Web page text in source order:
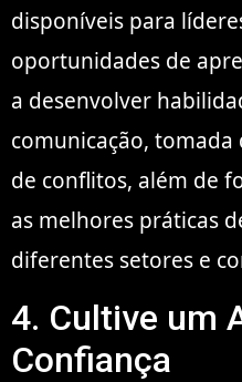
disponíveis para
oportunidades de
a desenvolver
comunicação, tomada
de conflitos, além de
as melhores práticas
diferentes setores e
4. Cultive um
Confiança